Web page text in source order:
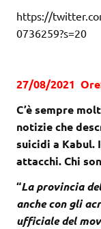
https://
0736259?s=20
27/08/2021
C’è sempre
notizie che
suicidi a Kabul.
attacchi. Chi
“La provincia
anche con gli
ufficiale del